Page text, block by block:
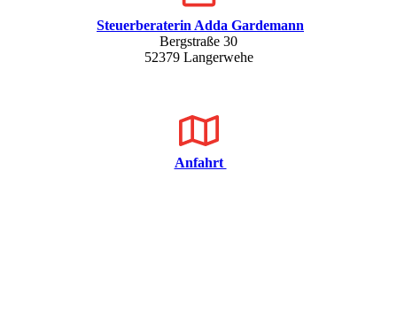
Steuerberaterin Adda Gardemann
Bergstraße 30
52379 Langerwehe
Anfahrt